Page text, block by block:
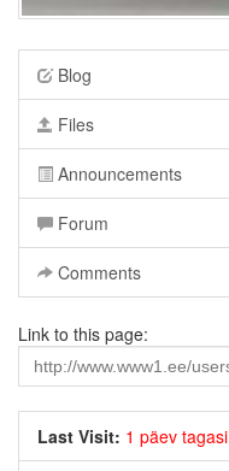
Blog
Files
Announcements
Forum
Comments
Link to this page:
Last Visit: 1 päev tagasi